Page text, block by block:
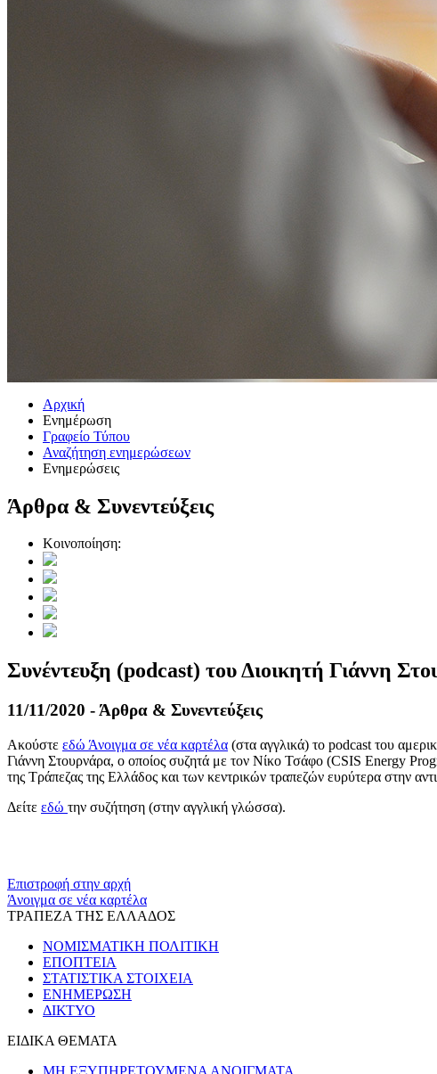
Αρχική
Ενημέρωση
Γραφείο Τύπου
Αναζήτηση ενημερώσεων
Ενημερώσεις
Άρθρα & Συνεντεύξεις
Κοινοποίηση:
Συνέντευξη (podcast) του Διοικητή Γιάννη
11/11/2020 - Άρθρα & Συνεντεύξεις
Ακούστε εδώ Άνοιγμα σε νέα καρτέλα (στα αγγλικά) το podcast του
Γιάννη Στουρνάρα, ο οποίος συζητά με τον Νίκο Τσάφο (CSIS Energy
της Τράπεζας της Ελλάδος και των κεντρικών τραπεζών ευρύτερα στην
Δείτε εδώ την συζήτηση (στην αγγλική γλώσσα).
Επιστροφή στην αρχή
Άνοιγμα σε νέα καρτέλα
ΤΡΑΠΕΖΑ ΤΗΣ ΕΛΛΑΔΟΣ
ΝΟΜΙΣΜΑΤΙΚΗ ΠΟΛΙΤΙΚΗ
ΕΠΟΠΤΕΙΑ
ΣΤΑΤΙΣΤΙΚΑ ΣΤΟΙΧΕΙΑ
ΕΝΗΜΕΡΩΣΗ
ΔΙΚΤΥΟ
ΕΙΔΙΚΑ ΘΕΜΑΤΑ
ΜΗ ΕΞΥΠΗΡΕΤΟΥΜΕΝΑ ΑΝΟΙΓΜΑΤΑ